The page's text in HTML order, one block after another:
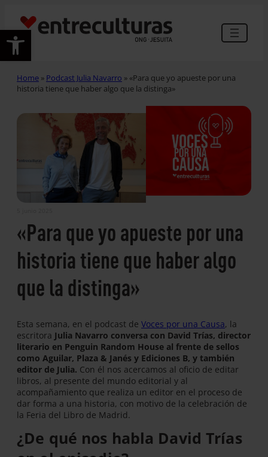
Abrir barra de herramientas
Home » Podcast Julia Navarro » «Para que yo apueste por una
historia tiene que haber algo que la distinga»
«Para que yo apueste por una
historia tiene que haber algo
que la distinga»
Esta semana, en el podcast de Voces por una Causa, la
escritora Julia Navarro conversa con David Trías, director
literario en Penguin Random House al frente de sellos
como Aguilar, Plaza & Janés y Ediciones B, y también
editor de Julia. Con él nos acercamos al oficio de editar
libros, al presente del mundo editorial y al
acompañamiento que realiza un editor en el proceso de
dar forma a una historia, con motivo de la celebración de
la Feria del Libro de Madrid.
¿De qué nos habla David Trías